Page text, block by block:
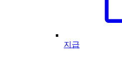
지급